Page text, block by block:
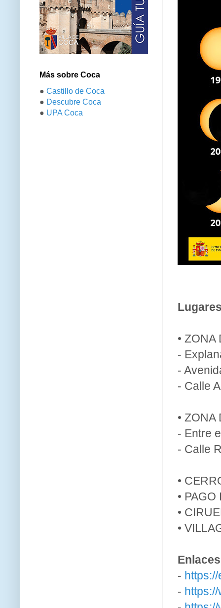
•
-
-
- Calle
•
- Entre
- Calle
•
•
•
•
-
-
Más sobre Coca
● Castillo de Coca
● Descubre Coca
● UPA Coca